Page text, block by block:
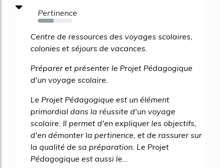
Pertinence
45%
Centre de ressources des voyages scolaires,
colonies et séjours de vacances.
Préparer et présenter le Projet Pédagogique
d'un voyage scolaire.
Le Projet Pédagogique est un élément
primordial dans la réussite d'un voyage
scolaire. Il permet d'en expliquer les objectifs,
d'en démonter la pertinence, et de rassurer sur
la qualité de sa préparation. Le Projet
Pédagogique est aussi le...